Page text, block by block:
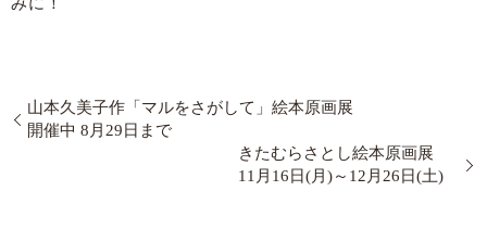
山本久美子作「マルをさがして」絵本原画展
開催中 8月29日まで
きたむらさとし絵本原画展
11月16日(月)～12月26日(土)